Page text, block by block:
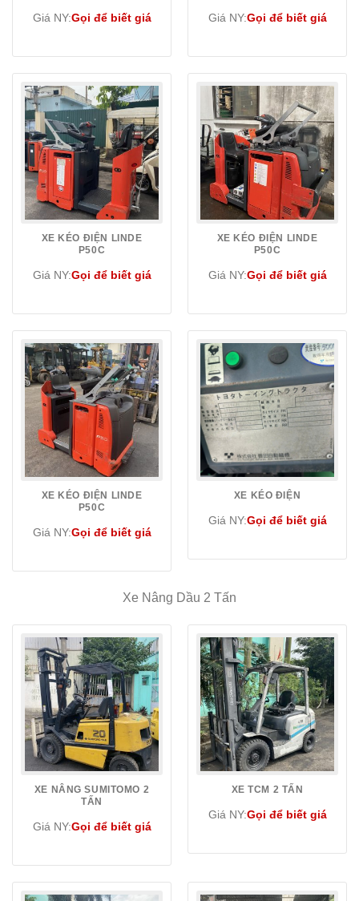
Giá NY:Gọi để biết giá Giá NY:Gọi để biết giá
XE KÉO ĐIỆN LINDE
P50C
Giá NY:Gọi để biết giá
XE KÉO ĐIỆN LINDE
P50C
Giá NY:Gọi để biết giá
XE KÉO ĐIỆN LINDE
P50C
Giá NY:Gọi để biết giá
XE KÉO ĐIỆN
Giá NY:Gọi để biết giá
Xe Nâng Dầu 2 Tấn
XE NÂNG SUMITOMO 2
TẤN
Giá NY:Gọi để biết giá
XE TCM 2 TẤN
Giá NY:Gọi để biết giá